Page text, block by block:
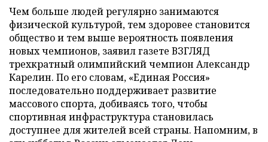
Чем больше людей регулярно занимаются
физической культурой, тем здоровее становится
общество и тем выше вероятность появления
новых чемпионов, заявил газете ВЗГЛЯД
трехкратный олимпийский чемпион Александр
Карелин. По его словам, «Единая Россия»
последовательно поддерживает развитие
массового спорта, добиваясь того, чтобы
спортивная инфраструктура становилась
доступнее для жителей всей страны. Напомним, в